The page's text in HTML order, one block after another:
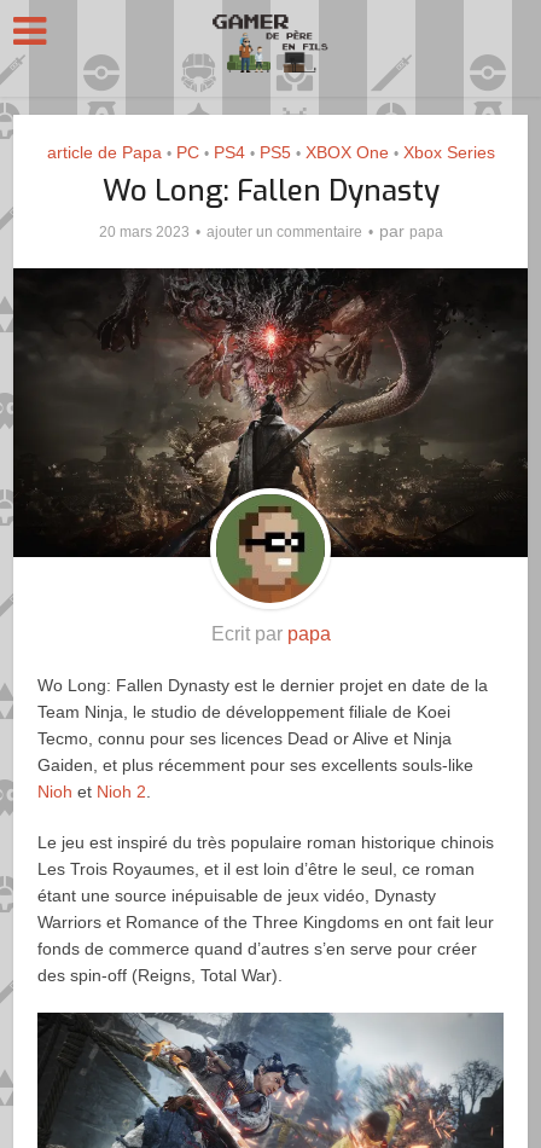
article de Papa • PC • PS4 • PS5 • XBOX One • Xbox Series
Wo Long: Fallen Dynasty
20 mars 2023 ajouter un commentaire par papa
Ecrit par papa
Wo Long: Fallen Dynasty est le dernier projet en date de la
Team Ninja, le studio de développement filiale de Koei
Tecmo, connu pour ses licences Dead or Alive et Ninja
Gaiden, et plus récemment pour ses excellents souls-like
Nioh et Nioh 2.
Le jeu est inspiré du très populaire roman historique chinois
Les Trois Royaumes, et il est loin d’être le seul, ce roman
étant une source inépuisable de jeux vidéo, Dynasty
Warriors et Romance of the Three Kingdoms en ont fait leur
fonds de commerce quand d’autres s’en serve pour créer
des spin-off (Reigns, Total War).